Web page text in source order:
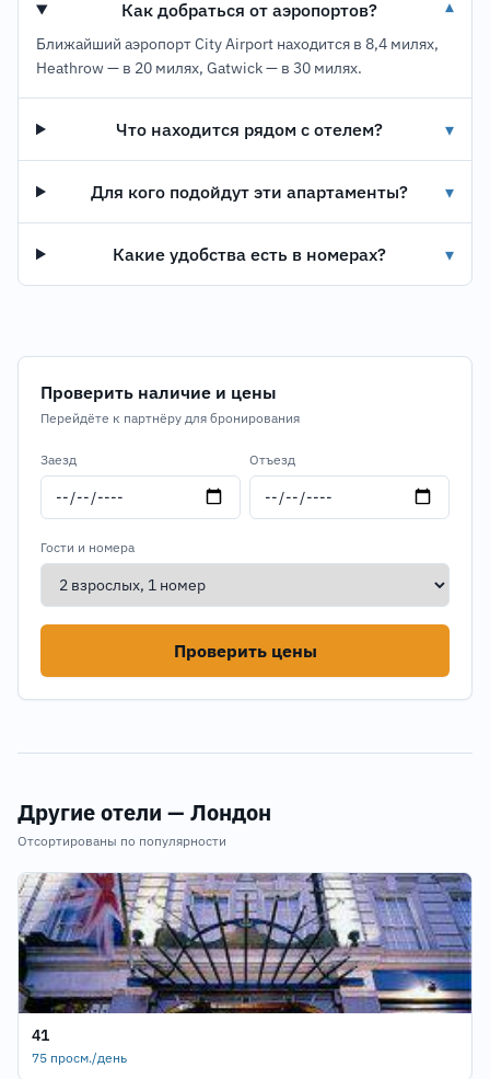
Как добраться от аэропортов? ▾
Ближайший аэропорт City Airport находится в 8,4 милях,
Heathrow — в 20 милях, Gatwick — в 30 милях.
Что находится рядом с отелем? ▾
Для кого подойдут эти апартаменты? ▾
Какие удобства есть в номерах? ▾
Проверить наличие и цены
Перейдёте к партнёру для бронирования
Заезд Отъезд
Гости и номера
Проверить цены
Другие отели — Лондон
Отсортированы по популярности
41
75 просм./день